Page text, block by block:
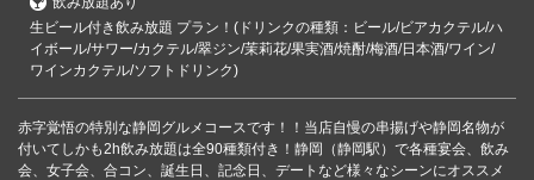
生ビール付き飲み放題 プラン！(ドリンクの種類：ビール/ビアカクテル/ハ
イボール/サワー/カクテル/翠ジン/茉莉花/果実酒/焼酎/梅酒/日本酒/ワイン/
ワインカクテル/ソフトドリンク)
赤字覚悟の特別な静岡グルメコースです！！当店自慢の串揚げや静岡名物が
付いてしかも2h飲み放題は全90種類付き！静岡（静岡駅）で各種宴会、飲み
会、女子会、合コン、誕生日、記念日、デートなど様々なシーンにオススメ